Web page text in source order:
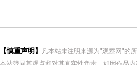
【慎重声明】
凡本站未注明来源为"观察网"的
本站赞同其观点和对其真实性负责。如因作品